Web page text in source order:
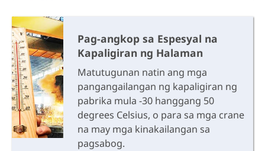
direction meter at iba
pang device.
Pag-angkop sa Espesyal na
Kapaligiran ng Halaman
Matutugunan natin ang mga
pangangailangan ng kapaligiran ng
pabrika mula -30 hanggang 50
degrees Celsius, o para sa mga crane
na may mga kinakailangan sa
pagsabog.